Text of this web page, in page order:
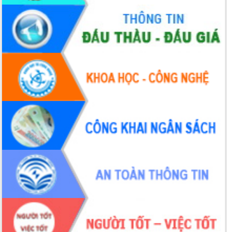
Xây dựng nông thôn mới: Nâng cao đời
sống người dân từ những mô hình thiết
thực
Quyết liệt tháo gỡ vướng mắc, đẩy
nhanh tiến độ các dự án trọng điểm
trong Khu kinh tế Nam Phú Yên
Hòn Yến phát triển du lịch gắn với bảo
tồn biển
Lấy ý kiến điều chỉnh Quy hoạch tỉnh
Đắk Lắk thời kỳ 2021-2030, tầm nhìn
đến năm 2050
Phát động chiến dịch 30 ngày đêm
giải phóng mặt bằng Tuyến đường bộ
ven biển
Đắk Lắk nỗ lực thúc đẩy tăng trưởng
kinh tế từ 10% trở lên trong Quý
II/2026
Đắk Lắk ký kết thỏa thuận hợp tác về
chuyển đổi số giai đoạn 2026 – 2030
với Tập đoàn Bưu chính Viễn thông
Việt Nam